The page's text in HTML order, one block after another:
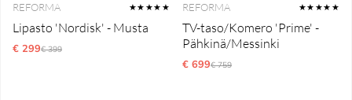
REFORMA ★★★★★
Lipasto 'Nordisk' - Musta
€ 299Normaali hinta
€ 399
REFORMA ★★★★★
TV-taso/Komero 'Prime' -
Pähkinä/Messinki
€ 699Normaali hinta
€ 759